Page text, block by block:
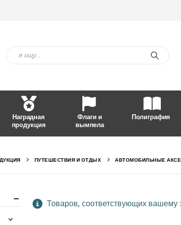
Наградная
продукция
Флаги и
вымпела
Полиграфия
ПУТЕШЕСТВИЯ И ОТДЫХ АВТОМОБИЛЬНЫЕ
Товаров, соответствующих вашему